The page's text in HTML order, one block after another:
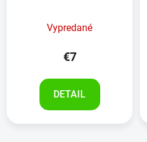
Vypredané
€7
DETAIL